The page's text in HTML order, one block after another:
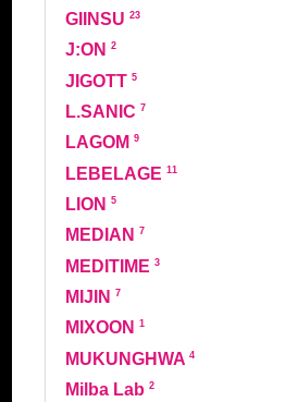
GIINSU 23
J:ON 2
JIGOTT 5
L.SANIC 7
LAGOM 9
LEBELAGE 11
LION 5
MEDIAN 7
MEDITIME 3
MIJIN 7
MIXOON 1
MUKUNGHWA 4
Milba Lab 2